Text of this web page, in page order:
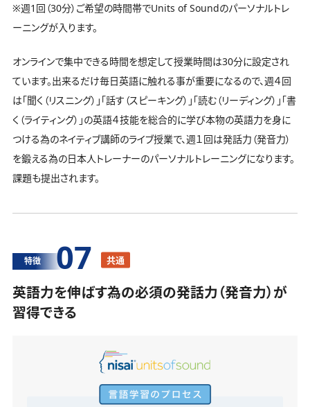
※週1回（30分）ご希望の時間帯でUnits of Soundのパーソナルトレ
ーニングが入ります。
オンラインで集中できる時間を想定して授業時間は30分に設定され
ています。出来るだけ毎日英語に触れる事が重要になるので、週４回
は「聞く（リスニング）」「話す（スピーキング）」「読む（リーディング）」「書
く（ライティング）」の英語４技能を総合的に学び本物の英語力を身に
つける為のネイティブ講師のライブ授業で、週１回は発話力（発音力）
を鍛える為の日本人トレーナーのパーソナルトレーニングになります。
課題も提出されます。
特徴 07 共通
英語力を伸ばす為の必須の発話力（発音力）が
習得できる